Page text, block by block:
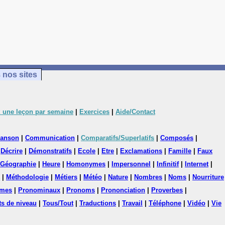
nos sites
une leçon par semaine Exercices Aide/Contact
Communication Comparatifs/Superlatifs Composés
Décrire Démonstratifs Ecole Etre Exclamations Famille
Faux
Géographie Heure Homonymes Impersonnel Infinitif| Internet|
Méthodologie Métiers Météo Nature Nombres Noms
Nourriture
Pronominaux Pronoms Prononciation Proverbes
de niveau Tous/Tout| Traductions Travail Téléphone Vidéo
Vie